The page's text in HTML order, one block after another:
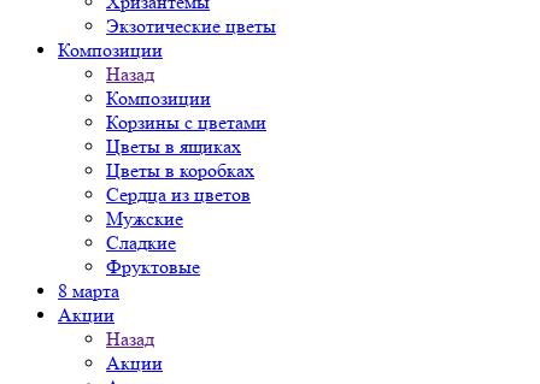
Экзотические цветы
Композиции
Назад
Композиции
Корзины с цветами
Цветы в ящиках
Цветы в коробках
Сердца из цветов
Мужские
Сладкие
Фруктовые
8 марта
Акции
Назад
Акции